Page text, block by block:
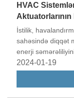
HVAC
İstilik,
sahəsində diqqət
enerji
bir komponent
yaşayış, ticarət
idarə edilməsi
2024-01-19